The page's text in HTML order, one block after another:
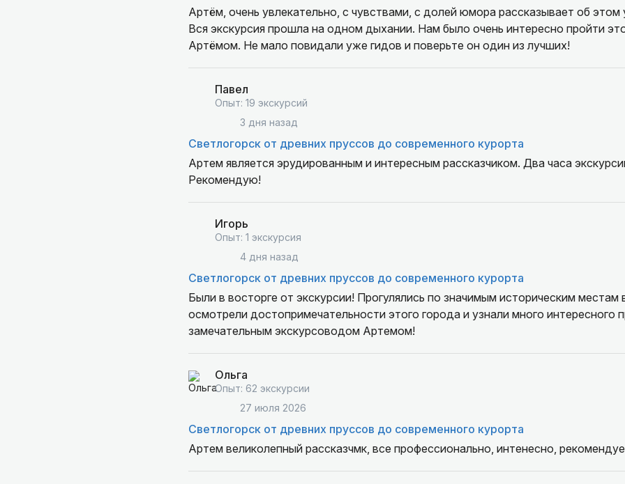
Артём, очень увлекательно, с чувствами, с долей юмора рассказывает об этом
Вся экскурсия прошла на одном дыхании. Нам было очень интересно пройти
Артёмом. Не мало повидали уже гидов и поверьте он один из лучших!
Павел
Опыт: 19 экскурсий
3 дня назад
Светлогорск от древних пруссов до современного курорта
Артем является эрудированным и интересным рассказчиком. Два часа
Рекомендую!
Игорь
Опыт: 1 экскурсия
4 дня назад
Светлогорск от древних пруссов до современного курорта
Были в восторге от экскурсии! Прогулялись по значимым историческим местам
осмотрели достопримечательности этого города и узнали много интересного
замечательным экскурсоводом Артемом!
Ольга
Опыт: 62 экскурсии
27 июля 2026
Светлогорск от древних пруссов до современного курорта
Артем великолепный рассказчмк, все профессионально, интенесно,